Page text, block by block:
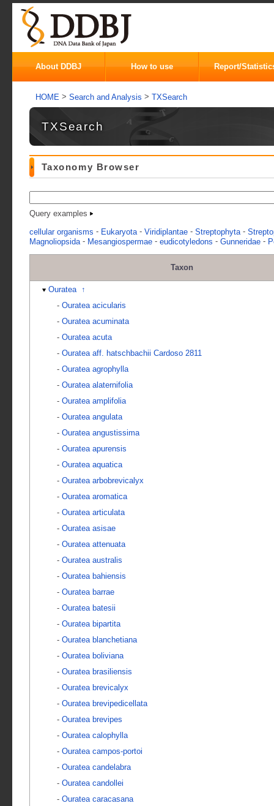
About DDBJ How to use Report/
HOME > Search and Analysis > TXSearch
TXSearch
Taxonomy Browser
Query examples
cellular organisms - Eukaryota - Viridiplantae - Streptophyta -
Magnoliopsida - Mesangiospermae - eudicotyledons - Gunneridae -
Taxon
Ouratea
↑
- Ouratea acicularis
- Ouratea acuminata
- Ouratea acuta
- Ouratea aff. hatschbachii Cardoso 2811
- Ouratea agrophylla
- Ouratea alaternifolia
- Ouratea amplifolia
- Ouratea angulata
- Ouratea angustissima
- Ouratea apurensis
- Ouratea aquatica
- Ouratea arbobrevicalyx
- Ouratea aromatica
- Ouratea articulata
- Ouratea asisae
- Ouratea attenuata
- Ouratea australis
- Ouratea bahiensis
- Ouratea barrae
- Ouratea batesii
- Ouratea bipartita
- Ouratea blanchetiana
- Ouratea boliviana
- Ouratea brasiliensis
- Ouratea brevicalyx
- Ouratea brevipedicellata
- Ouratea brevipes
- Ouratea calophylla
- Ouratea campos-portoi
- Ouratea candelabra
- Ouratea candollei
- Ouratea caracasana